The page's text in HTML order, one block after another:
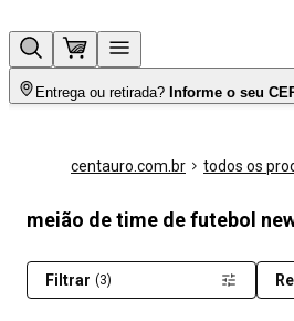
Entrega ou retirada? Informe o seu
centauro.com.br todos os
meião de time de futebol
Filtrar (3)